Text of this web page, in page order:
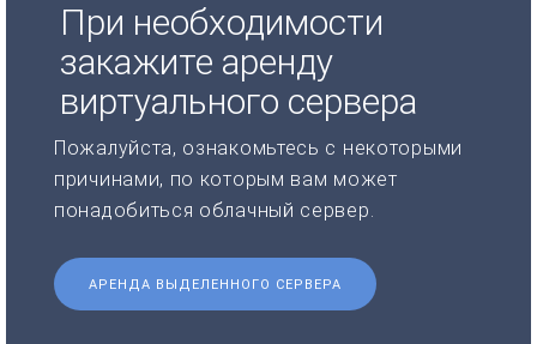
При необходимости
закажите аренду
виртуального сервера
Пожалуйста, ознакомьтесь с некоторыми
причинами, по которым вам может
понадобиться облачный сервер.
АРЕНДА ВЫДЕЛЕННОГО СЕРВЕРА